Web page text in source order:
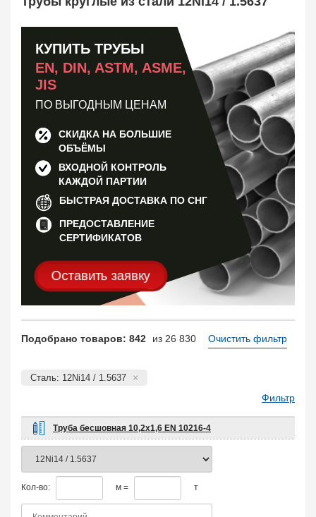
Труба оребренная 1
КУПИТЬ ТРУБЫ
EN, DIN, ASTM, ASME,
JIS
ПО ВЫГОДНЫМ ЦЕНАМ
СКИДКА НА БОЛЬШИЕ
ОБЪЁМЫ
ВХОДНОЙ КОНТРОЛЬ
КАЖДОЙ ПАРТИИ
БЫСТРАЯ ДОСТАВКА ПО СНГ
ПРЕДОСТАВЛЕНИЕ
СЕРТИФИКАТОВ
Оставить заявку
Подобрано товаров: 842 из 26 830 Очистить фильтр
Сталь: 12Ni14 / 1.5637
Фильтр
Труба бесшовная 10,2х1,6 EN 10216-4
Кол-во: м = т